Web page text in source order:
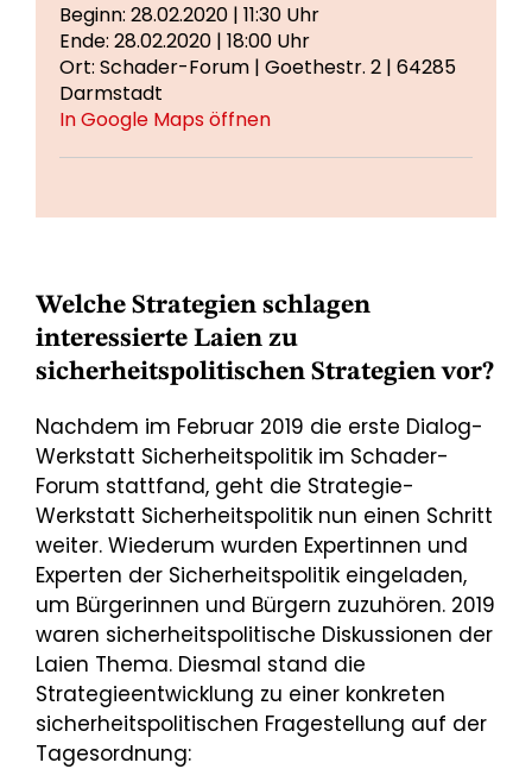
Beginn: 28.02.2020 | 11:30 Uhr
Ende: 28.02.2020 | 18:00 Uhr
Ort: Schader-Forum | Goethestr. 2 | 64285
Darmstadt
In Google Maps öffnen
Welche Strategien schlagen
interessierte Laien zu
sicherheitspolitischen Strategien vor?
Nachdem im Februar 2019 die erste Dialog-
Werkstatt Sicherheitspolitik im Schader-
Forum stattfand, geht die Strategie-
Werkstatt Sicherheitspolitik nun einen Schritt
weiter. Wiederum wurden Expertinnen und
Experten der Sicherheitspolitik eingeladen,
um Bürgerinnen und Bürgern zuzuhören. 2019
waren sicherheitspolitische Diskussionen der
Laien Thema. Diesmal stand die
Strategieentwicklung zu einer konkreten
sicherheitspolitischen Fragestellung auf der
Tagesordnung: